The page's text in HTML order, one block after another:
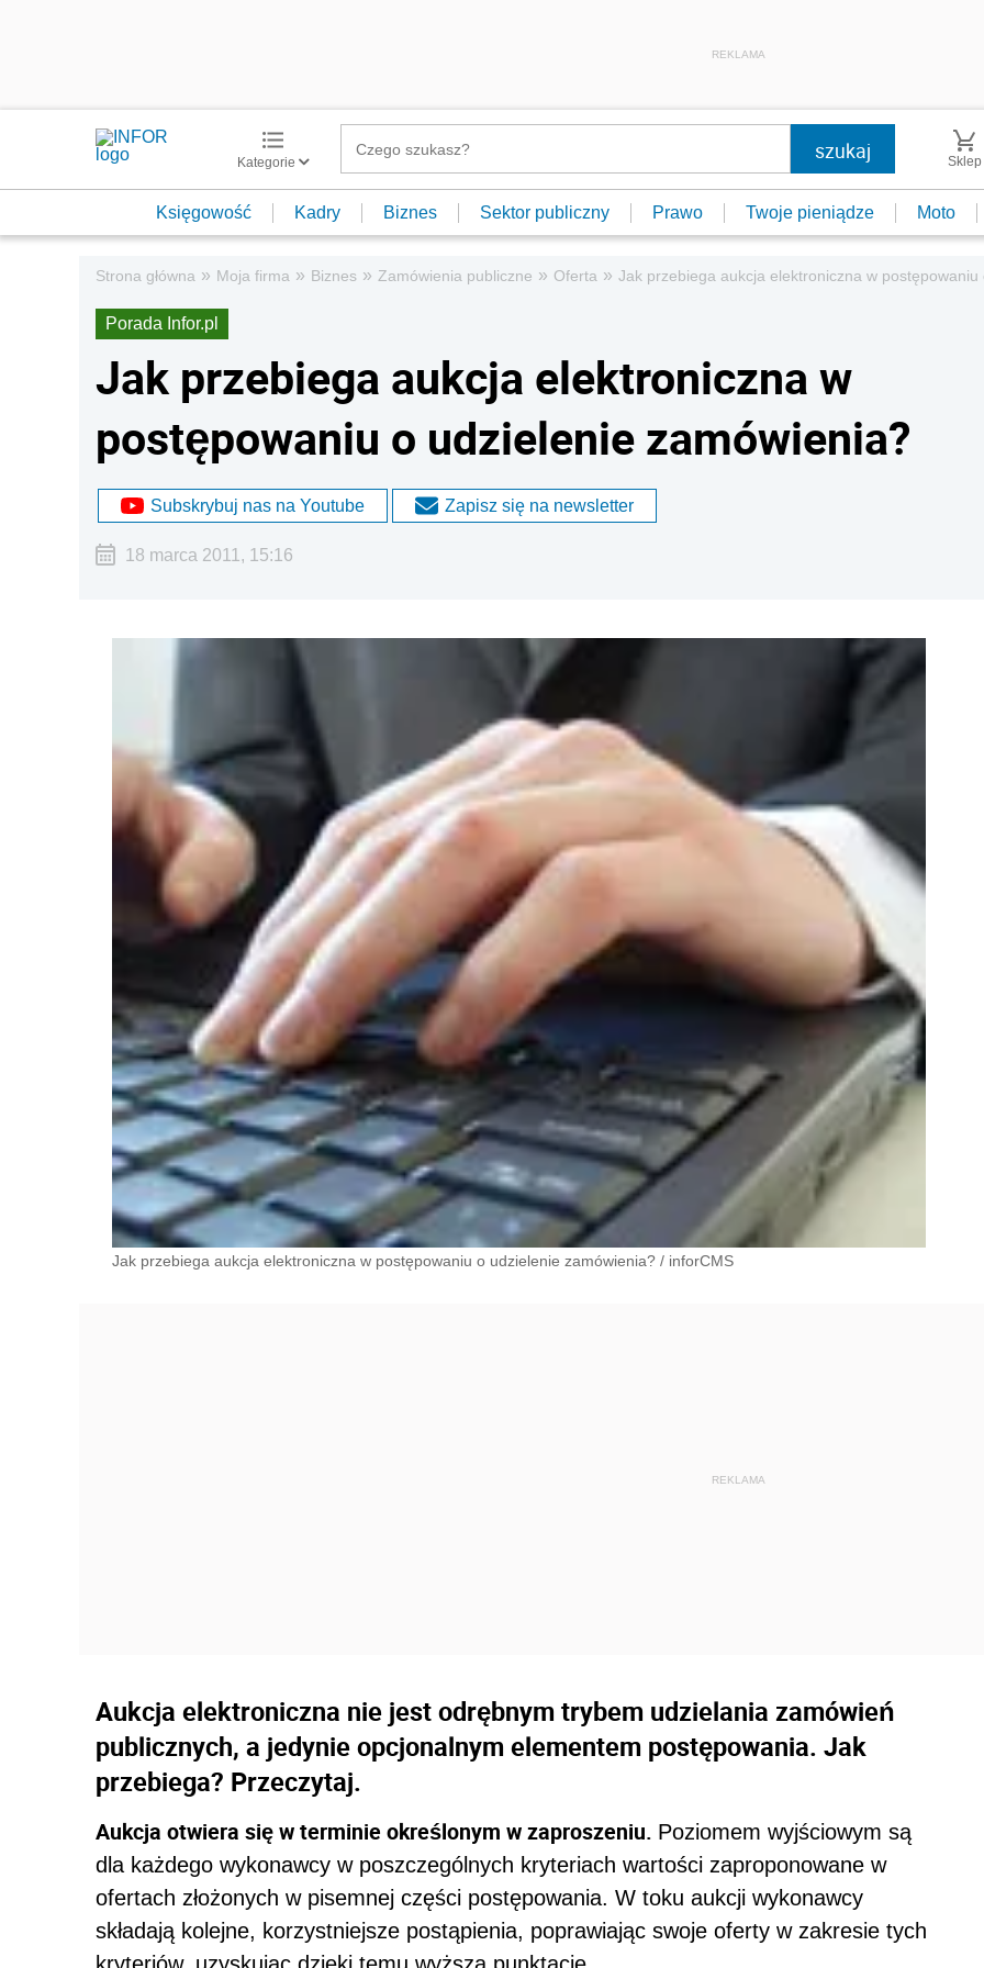
REKLAMA
Kategorie Sklep
Księgowość Kadry Biznes Sektor publiczny Prawo Twoje pieniądze Moto
Strona główna » Moja firma » Biznes » Zamówienia publiczne » Oferta » Jak przebiega aukcja elektroniczna w
Porada Infor.pl
Jak przebiega aukcja elektroniczna w
postępowaniu o udzielenie zamówienia?
Subskrybuj nas na Youtube Zapisz się na newsletter
18 marca 2011, 15:16
Jak przebiega aukcja elektroniczna w postępowaniu o udzielenie zamówienia? / inforCMS
Aukcja elektroniczna nie jest odrębnym trybem udzielania zamówień
publicznych, a jedynie opcjonalnym elementem postępowania. Jak
przebiega? Przeczytaj.
Aukcja otwiera się w terminie określonym w zaproszeniu. Poziomem wyjściowym są
dla każdego wykonawcy w poszczególnych kryteriach wartości zaproponowane w
ofertach złożonych w pisemnej części postępowania. W toku aukcji wykonawcy
składają kolejne, korzystniejsze postąpienia, poprawiając swoje oferty w zakresie tych